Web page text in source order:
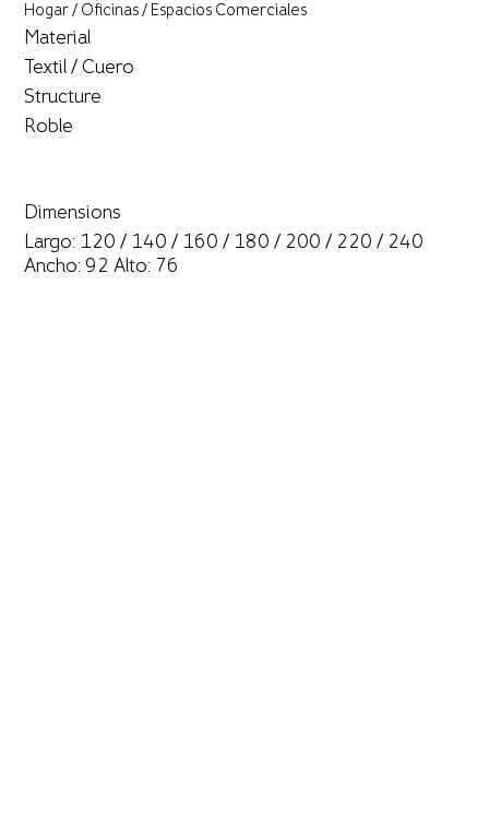
Hogar / Oficinas / Espacios Comerciales
Material
Textil / Cuero
Structure
Roble
Dimensions
Largo: 120 / 140 / 160 / 180 / 200 / 220 / 240
Ancho: 92 Alto: 76